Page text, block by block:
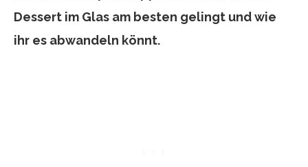
Dessert im Glas am besten gelingt und wie
ihr es abwandeln könnt.